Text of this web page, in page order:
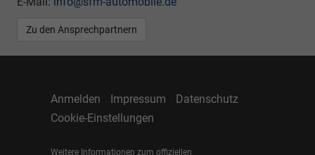
Zu den Ansprechpartnern
Anmelden Impressum
Datenschutz
Cookie-Einstellungen
Weitere Informationen zum offiziellen